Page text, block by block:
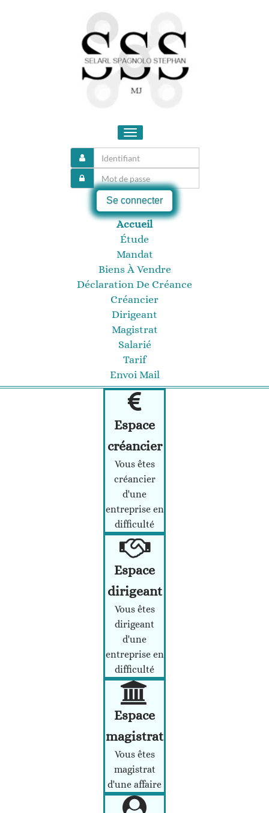
Toggle
navigation
Se connecter
Accueil
Étude
Mandat
Biens À Vendre
Déclaration De Créance
Créancier
Dirigeant
Magistrat
Salarié
Tarif
Envoi Mail
Espace
créancier
Vous êtes
créancier
d'une
entreprise en
difficulté
Espace
dirigeant
Vous êtes
dirigeant
d'une
entreprise en
difficulté
Espace
magistrat
Vous êtes
magistrat
d'une affaire